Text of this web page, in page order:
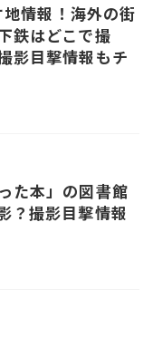
情報！海外の街
鉄はどこで撮
影目撃情報もチ
た本」の図書館
？撮影目撃情報